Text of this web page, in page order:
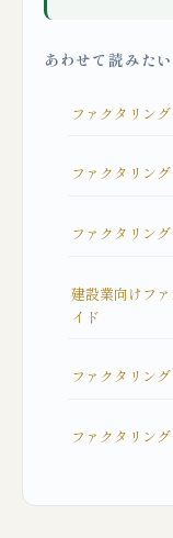
あわせて読みたい
ファクタリン
ファクタリン
ファクタリン
建設業向けフ
イド
ファクタリン
ファクタリン